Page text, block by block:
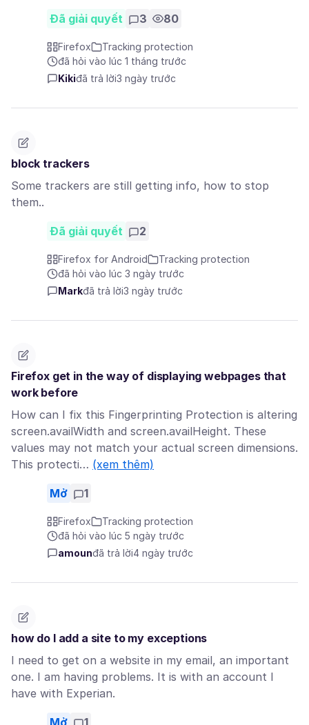
Đã giải quyết 3 80
Firefox
Tracking protection
đã hỏi vào lúc 1 tháng trước
Kikiđã trả lời3 ngày trước
block trackers
Some trackers are still getting info, how to stop
them..
Đã giải quyết 2
Firefox for Android
Tracking protection
đã hỏi vào lúc 3 ngày trước
Markđã trả lời3 ngày trước
Firefox get in the way of displaying webpages that
work before
How can I fix this Fingerprinting Protection is altering
screen.availWidth and screen.availHeight. These
values may not match your actual screen dimensions.
This protecti… (xem thêm)
Mở 1
Firefox
Tracking protection
đã hỏi vào lúc 5 ngày trước
amounđã trả lời4 ngày trước
how do I add a site to my exceptions
I need to get on a website in my email, an important
one. I am having problems. It is with an account I
have with Experian.